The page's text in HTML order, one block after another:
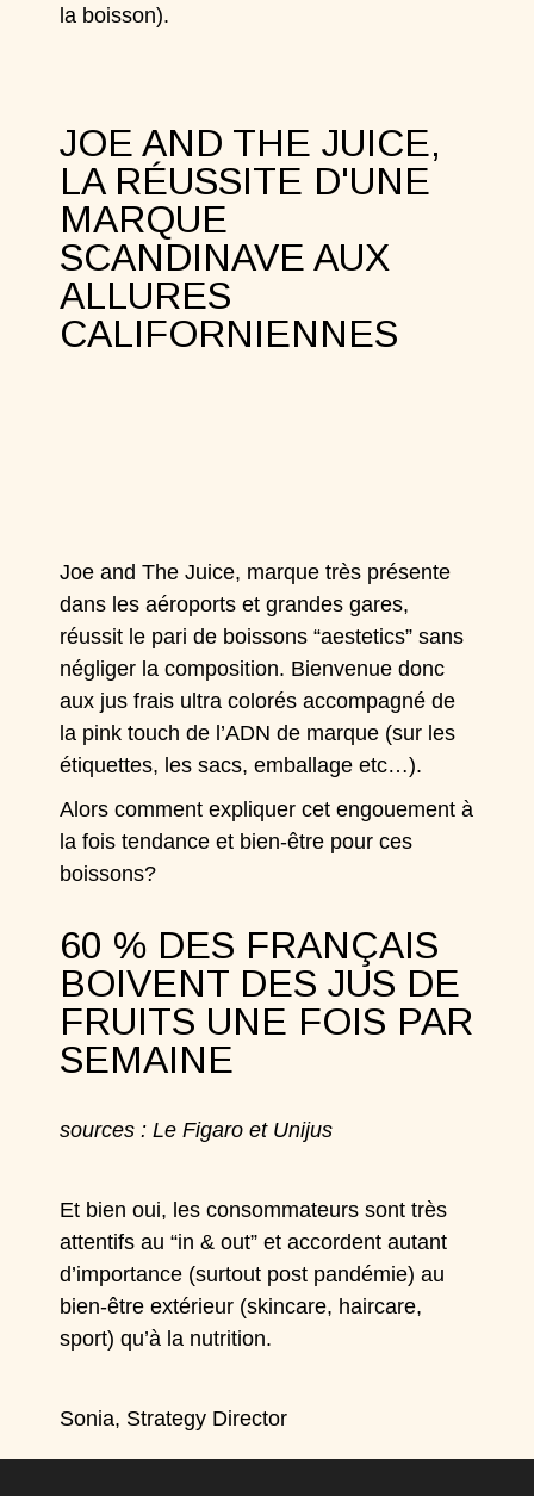
la boisson).
JOE AND THE JUICE,
LA RÉUSSITE D'UNE
MARQUE
SCANDINAVE AUX
ALLURES
CALIFORNIENNES
Joe and The Juice, marque très présente
dans les aéroports et grandes gares,
réussit le pari de boissons “aestetics” sans
négliger la composition. Bienvenue donc
aux jus frais ultra colorés accompagné de
la pink touch de l’ADN de marque (sur les
étiquettes, les sacs, emballage etc…).
Alors comment expliquer cet engouement à
la fois tendance et bien-être pour ces
boissons?
60 % DES FRANÇAIS
BOIVENT DES JUS DE
FRUITS UNE FOIS PAR
SEMAINE
sources : Le Figaro et Unijus
Et bien oui, les consommateurs sont très
attentifs au “in & out” et accordent autant
d’importance (surtout post pandémie) au
bien-être extérieur (skincare, haircare,
sport) qu’à la nutrition.
Sonia, Strategy Director